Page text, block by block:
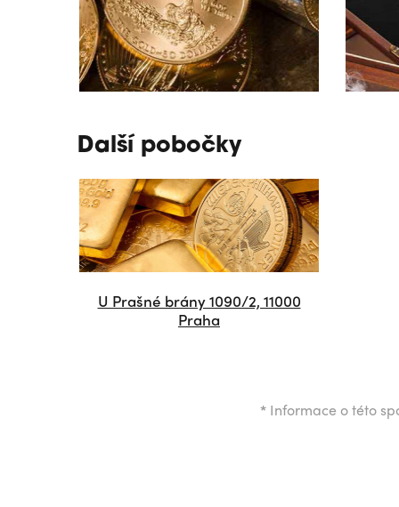
Další pobočky
U Prašné brány 1090/2, 11000
Praha
* Informace o této